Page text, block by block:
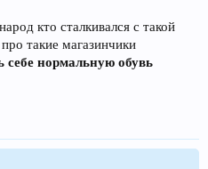
кто сталкивался с такой
такие магазинчики
себе нормальную обувь